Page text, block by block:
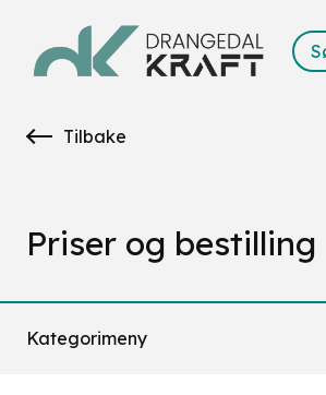
Tilbake
Priser og bestilling
Kategorimeny